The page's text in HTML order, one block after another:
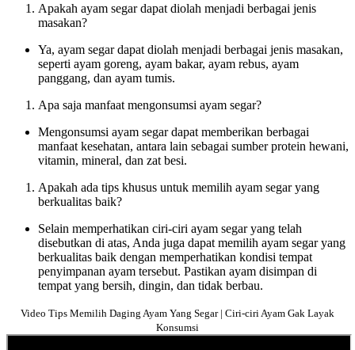
Apakah ayam segar dapat diolah menjadi berbagai jenis
masakan?
Ya, ayam segar dapat diolah menjadi berbagai jenis masakan,
seperti ayam goreng, ayam bakar, ayam rebus, ayam
panggang, dan ayam tumis.
Apa saja manfaat mengonsumsi ayam segar?
Mengonsumsi ayam segar dapat memberikan berbagai
manfaat kesehatan, antara lain sebagai sumber protein hewani,
vitamin, mineral, dan zat besi.
Apakah ada tips khusus untuk memilih ayam segar yang
berkualitas baik?
Selain memperhatikan ciri-ciri ayam segar yang telah
disebutkan di atas, Anda juga dapat memilih ayam segar yang
berkualitas baik dengan memperhatikan kondisi tempat
penyimpanan ayam tersebut. Pastikan ayam disimpan di
tempat yang bersih, dingin, dan tidak berbau.
Video Tips Memilih Daging Ayam Yang Segar | Ciri-ciri Ayam Gak Layak
Konsumsi